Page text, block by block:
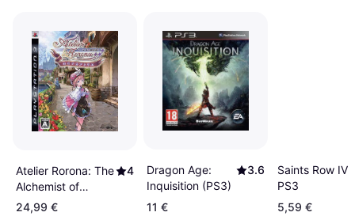
Atelier Rorona: The
Alchemist of
Arland (PS3)
4
24,99 €
Dragon Age:
Inquisition (PS3)
3.6
11 €
Saints Row IV
PS3
5,59 €